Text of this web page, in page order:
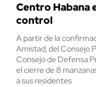
Centro Habana
control
A partir de la
Amistad, del Consejo
Consejo de Defensa
el cierre de 8
a sus residentes